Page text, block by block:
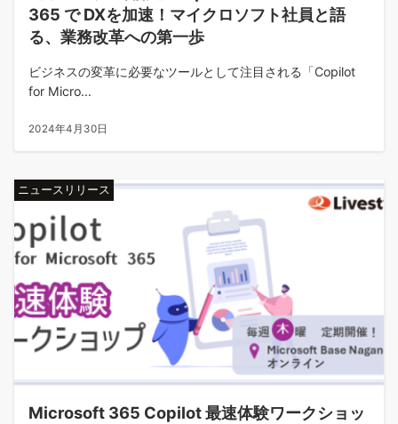
365 で DXを加速！マイクロソフト社員と語
る、業務改革への第一歩
ビジネスの変革に必要なツールとして注目される「Copilot
for Micro...
2024年4月30日
ニュースリリース
Microsoft 365 Copilot 最速体験ワークショッ